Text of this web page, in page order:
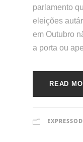
parlamento
eleições
em Outubro
a porta ou
READ